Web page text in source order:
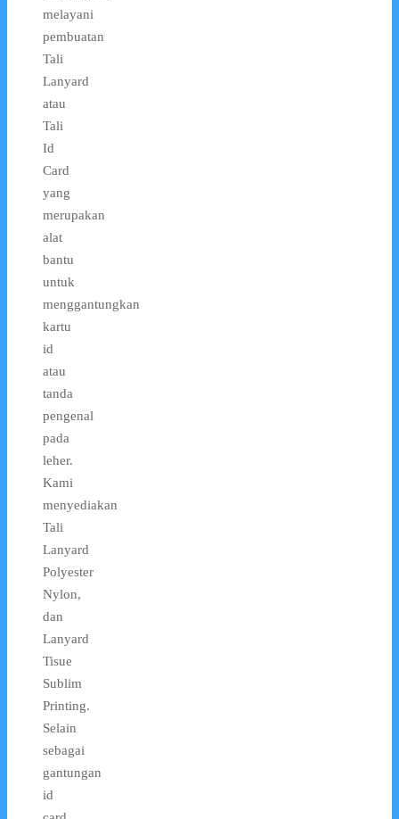
melayani
pembuatan
Tali
Lanyard
atau
Tali
Id
Card
yang
merupakan
alat
bantu
untuk
menggantungkan
kartu
id
atau
tanda
pengenal
pada
leher.
Kami
menyediakan
Tali
Lanyard
Polyester
Nylon,
dan
Lanyard
Tisue
Sublim
Printing.
Selain
sebagai
gantungan
id